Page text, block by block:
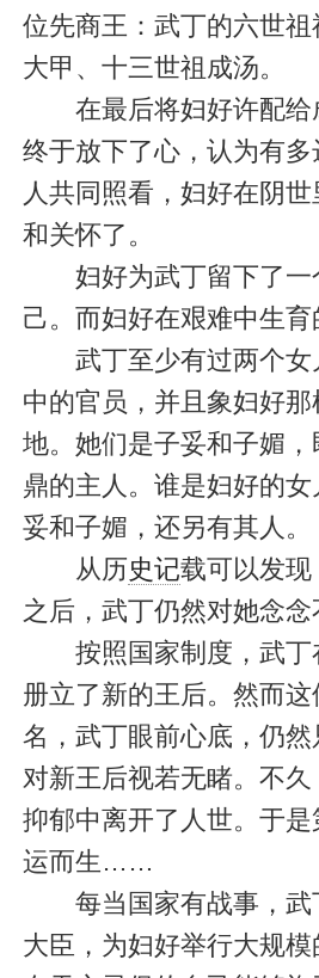
位先商王：武丁的六世祖
大甲、十三世祖成汤。
在最后将妇好许配给
终于放下了心，认为有
人共同照看，妇好在阴
和关怀了。
妇好为武丁留下了一
己。而妇好在艰难中生
武丁至少有过两个女
中的官员，并且象妇好
地。她们是子妥和子媚
鼎的主人。谁是妇好的
妥和子媚，还另有其人。
从历史记载可以发
之后，武丁仍然对她念念
按照国家制度，武丁
册立了新的王后。然而
名，武丁眼前心底，仍然
对新王后视若无睹。不
抑郁中离开了人世。于
运而生……
每当国家有战事，武
大臣，为妇好举行大规